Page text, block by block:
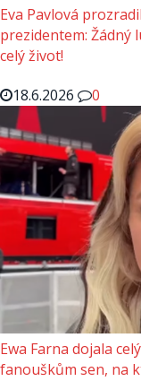
Eva Pavlová
prezidentem: Žádný
celý život!
18.6.2026
0
Ewa Farna dojala
fanouškům sen, na